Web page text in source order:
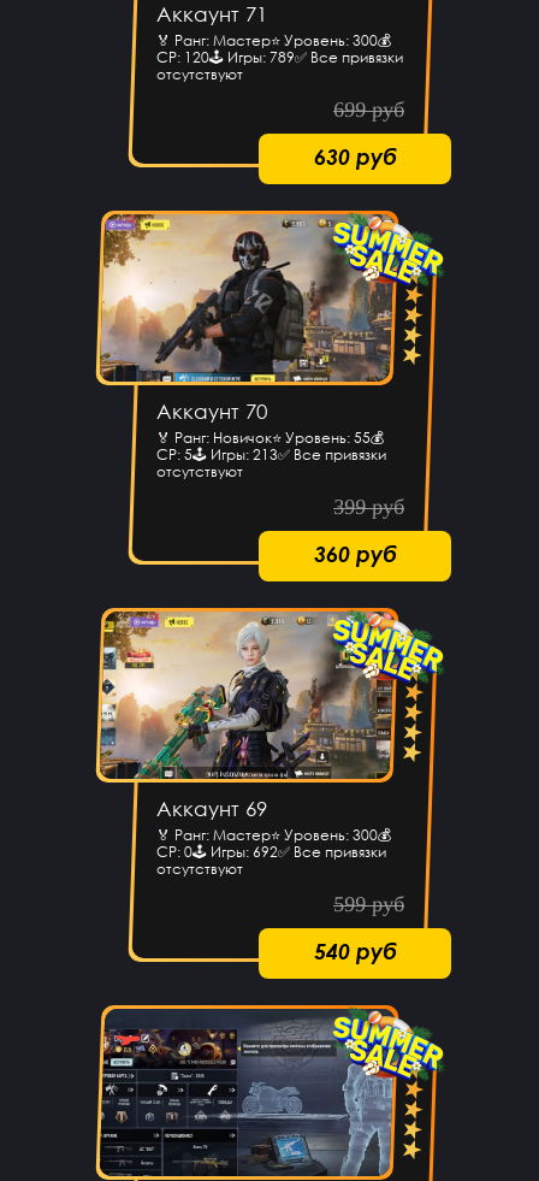
Аккаунт 71
🏅 Ранг: Мастер⭐️ Уровень: 300💰
CP: 120🕹 Игры: 789✅ Все привязки
отсутствуют
699 руб
630 руб
Аккаунт 70
🏅 Ранг: Новичок⭐️ Уровень: 55💰
CP: 5🕹 Игры: 213✅ Все привязки
отсутствуют
399 руб
360 руб
Аккаунт 69
🏅 Ранг: Мастер⭐️ Уровень: 300💰
CP: 0🕹 Игры: 692✅ Все привязки
отсутствуют
599 руб
540 руб
Лёша Бикметов14 часов назад
привет ЕСЛИ МЫ ВИДЕТЕ МЕНЯ ТО ЭТО НЕ БОТ
Pizdavam13 часов назад